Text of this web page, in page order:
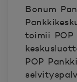
Bonum
toimii POP
POP